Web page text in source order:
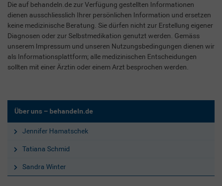
Die auf behandeln.de zur Verfügung gestellten Informationen
dienen ausschliesslich Ihrer persönlichen Information und ersetzen
keine medizinische Beratung. Sie dürfen nicht zur Erstellung eigener
Diagnosen oder zur Selbstmedikation genutzt werden. Gemäss
unserem Impressum und unseren Nutzungsbedingungen dienen wir
als Informationsplattform; alle medizinischen Entscheidungen
sollten mit einer Ärztin oder einem Arzt besprochen werden.
Über uns – behandeln.de
Jennifer Hamatschek
Tatiana Schmid
Sandra Winter